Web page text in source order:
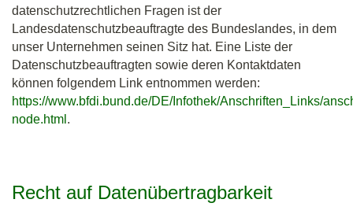
datenschutzrechtlichen Fragen ist der
Landesdatenschutzbeauftragte des Bundeslandes, in dem
unser Unternehmen seinen Sitz hat. Eine Liste der
Datenschutzbeauftragten sowie deren Kontaktdaten
können folgendem Link entnommen werden:
https://www.bfdi.bund.de/DE/Infothek/Anschriften_Links/
node.html .
Recht auf Datenübertragbarkeit